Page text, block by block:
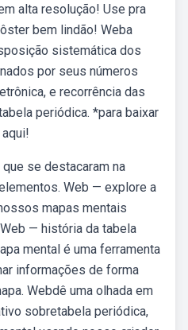
alta resolução! Use pra
bem lindão! Weba
sistemática dos
por seus números
e recorrência das
periódica. *para baixar
se destacaram na
Web — explore a
mapas mentais
— história da tabela
mental é uma ferramenta
informações de forma
Webdê uma olhada em
sobretabela periódica,